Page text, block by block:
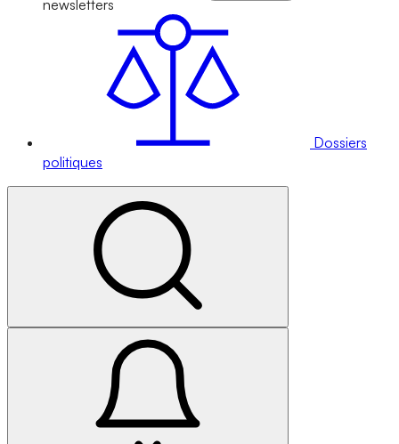
newsletters
Dossiers
politiques